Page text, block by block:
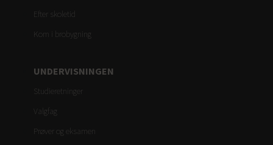
Efter skoletid
Kom i brobygning
UNDERVISNINGEN
Studieretninger
Valgfag
Prøver og eksamen